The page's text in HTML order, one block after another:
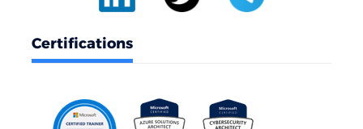
Certifications